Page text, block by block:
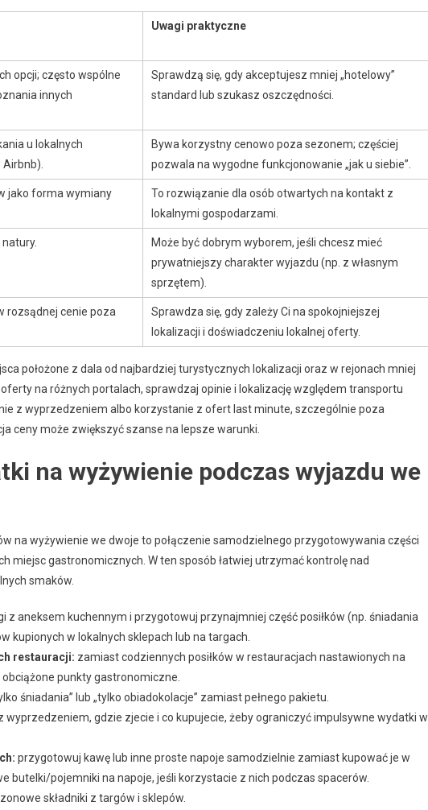
Uwagi praktyczne
opcji; często wspólne
innych
Sprawdzą się, gdy akceptujesz mniej „hotelowy”
standard lub szukasz oszczędności.
u lokalnych
Bywa korzystny cenowo poza sezonem; częściej
pozwala na wygodne funkcjonowanie „jak u siebie”.
jako forma wymiany
To rozwiązanie dla osób otwartych na kontakt z
lokalnymi gospodarzami.
natury.
Może być dobrym wyborem, jeśli chcesz mieć
prywatniejszy charakter wyjazdu (np. z własnym
sprzętem).
rozsądnej cenie poza
Sprawdza się, gdy zależy Ci na spokojniejszej
lokalizacji i doświadczeniu lokalnej oferty.
położone z dala od najbardziej turystycznych lokalizacji oraz w rejonach mniej
na różnych portalach, sprawdzaj opinie i lokalizację względem transportu
z wyprzedzeniem albo korzystanie z ofert last minute, szczególnie poza
ceny może zwiększyć szanse na lepsze warunki.
na wyżywienie podczas wyjazdu we
na wyżywienie we dwoje to połączenie samodzielnego przygotowywania części
miejsc gastronomicznych. W ten sposób łatwiej utrzymać kontrolę nad
smaków.
z aneksem kuchennym i przygotowuj przynajmniej część posiłków (np. śniadania
kupionych w lokalnych sklepach lub na targach.
restauracji: zamiast codziennych posiłków w restauracjach nastawionych na
punkty gastronomiczne.
śniadania” lub „tylko obiadokolacje” zamiast pełnego pakietu.
wyprzedzeniem, gdzie zjecie i co kupujecie, żeby ograniczyć impulsywne wydatki w
przygotowuj kawę lub inne proste napoje samodzielnie zamiast kupować je w
butelki/pojemniki na napoje, jeśli korzystacie z nich podczas spacerów.
składniki z targów i sklepów.